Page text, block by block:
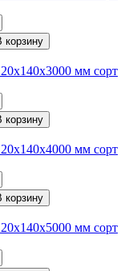
корзину
мм сорт
корзину
мм сорт
корзину
мм сорт